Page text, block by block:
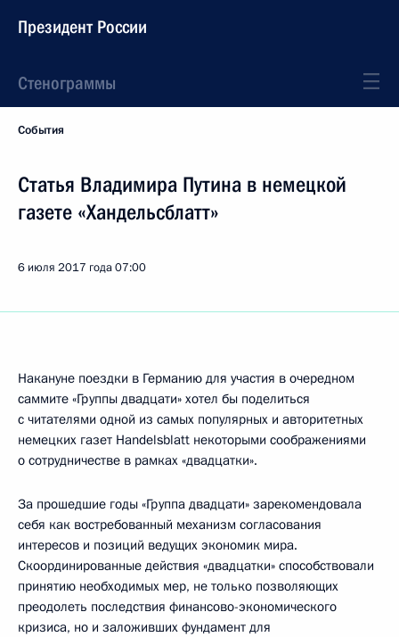
Президент России
Стенограммы
События
Статья Владимира Путина в немецкой
газете «Хандельсблатт»
6 июля 2017 года07:00
Накануне поездки в Германию для участия в очередном
саммите «Группы двадцати» хотел бы поделиться
с читателями одной из самых популярных и авторитетных
немецких газет Handelsblatt некоторыми соображениями
о сотрудничестве в рамках «двадцатки».
За прошедшие годы «Группа двадцати» зарекомендовала
себя как востребованный механизм согласования
интересов и позиций ведущих экономик мира.
Скоординированные действия «двадцатки» способствовали
принятию необходимых мер, не только позволяющих
преодолеть последствия финансово-экономического
кризиса, но и заложивших фундамент для